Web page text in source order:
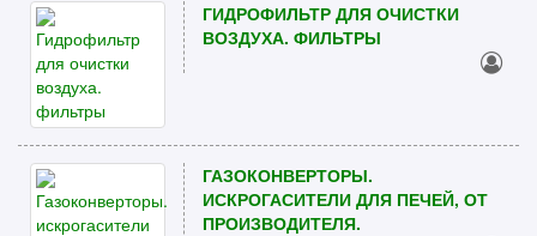
ГИДРОФИЛЬТР ДЛЯ ОЧИСТКИ
ВОЗДУХА. ФИЛЬТРЫ
ГАЗОКОНВЕРТОРЫ.
ИСКРОГАСИТЕЛИ ДЛЯ ПЕЧЕЙ, ОТ
ПРОИЗВОДИТЕЛЯ.